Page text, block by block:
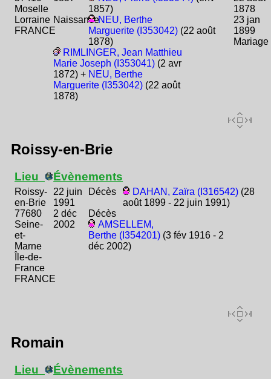
Moselle
Lorraine
FRANCE
1857)
1878
NaissanceNEU, Berthe
Marguerite (I353042)(22 août
1878)
23 jan
1899
Mariage
RIMLINGER, Jean Matthieu
Marie Joseph (I353041) (2 avr
1872) + NEU, Berthe
Marguerite (I353042) (22 août
1878)
Roissy-en-Brie
Lieu
Roissy-
en-Brie
77680
Seine-
et-
Marne
Île-de-
France
FRANCE
Évènements
22 juin
1991
Décès DAHAN, Zaïra (I316542) (28
août 1899 - 22 juin 1991)
2 déc
2002
Décès
AMSELLEM,
Berthe (I354201)(3 fév 1916 - 2
déc 2002)
Romain
Lieu Évènements